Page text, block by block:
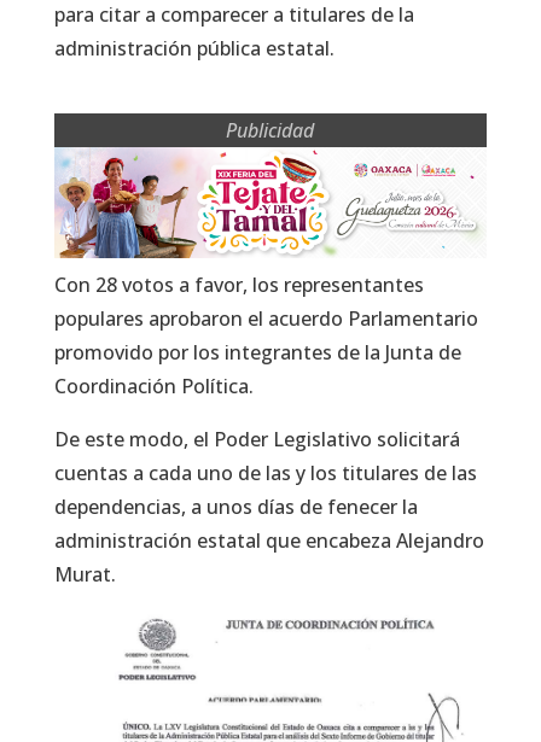
para citar a comparecer a titulares de la
administración pública estatal.
Publicidad
Con 28 votos a favor, los representantes
populares aprobaron el acuerdo Parlamentario
promovido por los integrantes de la Junta de
Coordinación Política.
De este modo, el Poder Legislativo solicitará
cuentas a cada uno de las y los titulares de las
dependencias, a unos días de fenecer la
administración estatal que encabeza Alejandro
Murat.